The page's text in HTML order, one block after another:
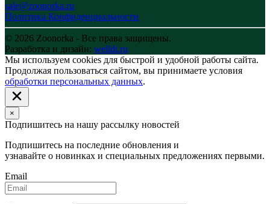
sale@zoonorka.ru
Политика Конфиденциальности
© 2026 Zoonorka - Все права защищены.
Разработка и дизайн: welldi.ru
Мы используем cookies для быстрой и удобной работы сайта.
Продолжая пользоваться сайтом, вы принимаете условия
обработки персональных данных.
×
Подпишитесь на нашу рассылку новостей
Подпишитесь на последние обновления и
узнавайте о новинках и специальных предложениях первыми.
Email